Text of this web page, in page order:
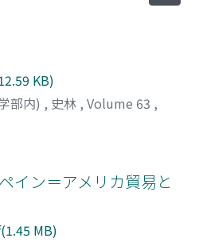
KB)
部内) , 史林 , Volume 63 ,
イン＝アメリカ貿易と
MB)